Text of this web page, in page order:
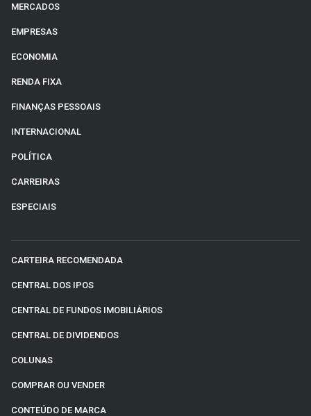
MERCADOS
EMPRESAS
ECONOMIA
RENDA FIXA
FINANÇAS PESSOAIS
INTERNACIONAL
POLÍTICA
CARREIRAS
ESPECIAIS
CARTEIRA RECOMENDADA
CENTRAL DOS IPOS
CENTRAL DE FUNDOS IMOBILIÁRIOS
CENTRAL DE DIVIDENDOS
COLUNAS
COMPRAR OU VENDER
CONTEÚDO DE MARCA